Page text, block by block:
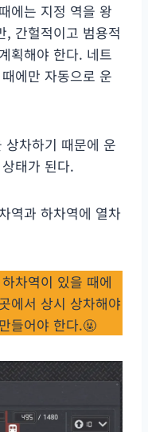
에는 지정 역을 왕
, 간헐적이고 범용적
획해야 한다. 네트
에만 자동으로 운
차하기 때문에 운
태가 된다.
역과 하차역에 열차
차역이 있을 때에
에서 상시 상차해야
들어야 한다.🤬